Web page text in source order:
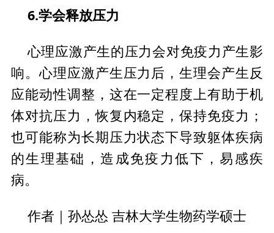
6.学会释放压力
心理应激产生的压力会对免疫力产生影
响。心理应激产生压力后，生理会产生反
应能动性调整，这在一定程度上有助于机
体对抗压力，恢复内稳定，保持免疫力；
也可能称为长期压力状态下导致躯体疾病
的生理基础，造成免疫力低下，易感疾
病。
作者｜孙怂怂 吉林大学生物药学硕士